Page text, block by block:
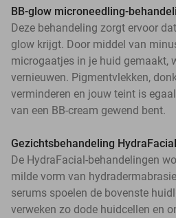
BB-glow microneedling-
Deze behandeling zorgt ervoor
glow krijgt. Door middel van
microgaatjes in je huid gemaakt,
vernieuwen. Pigmentvlekken,
verminderen en jouw teint is
van een BB-cream gewend bent.
Gezichtsbehandeling
De HydraFacial-behandelingen
milde vorm van
serums spoelen de bovenste
verweken zo dode huidcellen en